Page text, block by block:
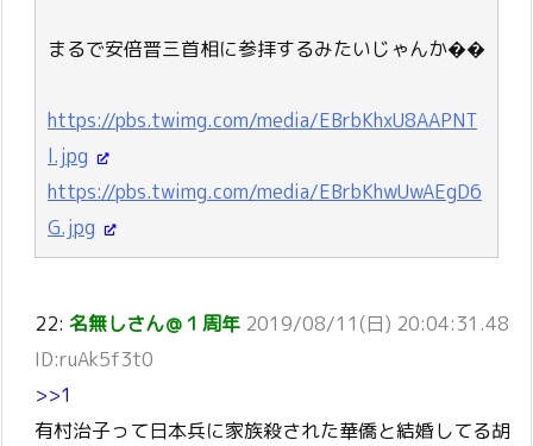
まるで安倍晋三首相に参拝するみたいじゃんか��
https://pbs.twimg.com/media/EBrbKhxU8AAPNT
l.jpg
https://pbs.twimg.com/media/EBrbKhwUwAEgD6
G.jpg
22: 名無しさん＠１周年 2019/08/11(日) 20:04:31.48
ID:ruAk5f3t0
>>1
有村治子って日本兵に家族殺された華僑と結婚してる胡